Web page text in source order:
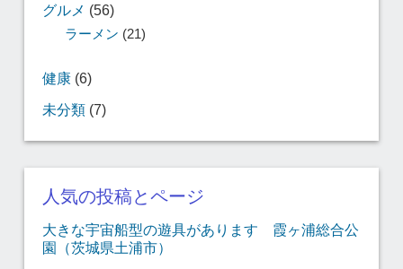
グルメ (56)
ラーメン (21)
健康(6)
未分類(7)
人気の投稿とページ
大きな宇宙船型の遊具があります 霞ヶ浦総合公
園（茨城県土浦市）